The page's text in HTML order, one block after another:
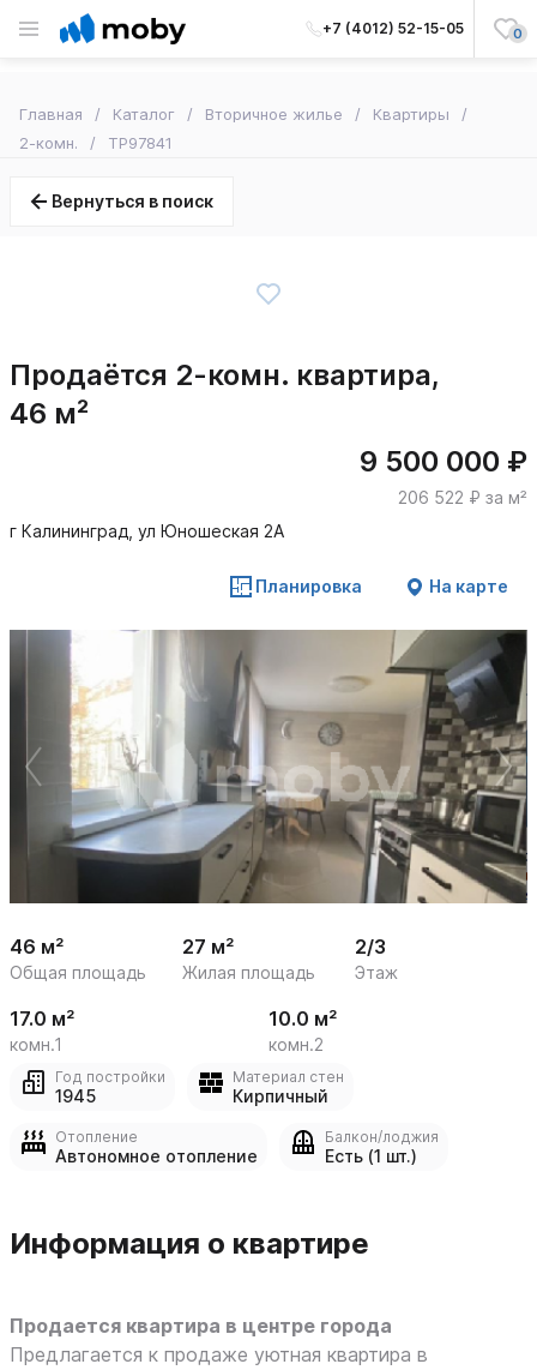
+7 (4012) 52-15-05 0
Главная Каталог Вторичное жилье
Квартиры
2-комн.
TP97841
Вернуться в поиск
Продаётся 2-комн. квартира,
46 м²
9 500 000 ₽
206 522 ₽ за м²
г Калининград, ул Юношеская 2А
Планировка На карте
/
10
46 м²
Общая площадь
27 м²
Жилая площадь
2/3
Этаж
17.0 м²
комн.1
10.0 м²
комн.2
Год постройки
1945
Материал стен
Кирпичный
Отопление
Автономное отопление
Балкон/лоджия
Есть (1 шт.)
Информация о квартире
Продается квартира в центре города
Предлагается к продаже уютная квартира в